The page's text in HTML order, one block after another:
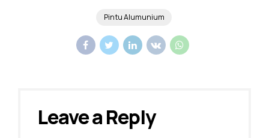
Pintu Alumunium
Leave a Reply